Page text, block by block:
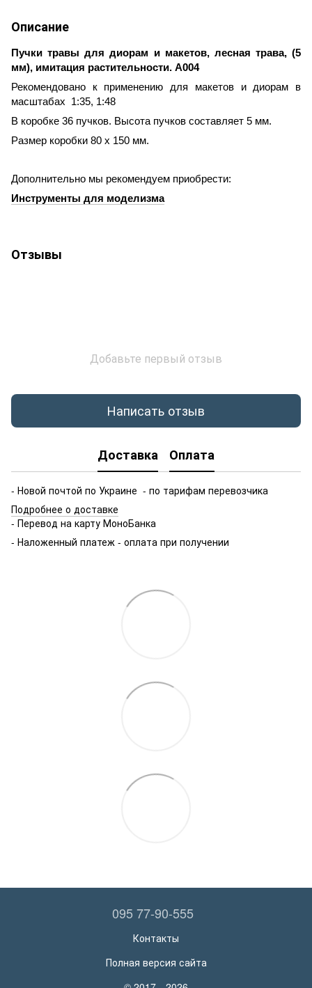
Описание
Пучки травы для диорам и макетов, лесная трава, (5
мм), имитация растительности. A004
Рекомендовано к применению для макетов и диорам в
масштабах 1:35, 1:48
В коробке 36 пучков. Высота пучков составляет 5 мм.
Размер коробки 80 х 150 мм.
Дополнительно мы рекомендуем приобрести:
Инструменты для моделизма
Отзывы
Добавьте первый отзыв
Написать отзыв
Доставка Оплата
- Новой почтой по Украине - по тарифам перевозчика
Подробнее о доставке
- Перевод на карту МоноБанка
- Наложенный платеж - оплата при получении
095 77-90-555
Контакты
Полная версия сайта